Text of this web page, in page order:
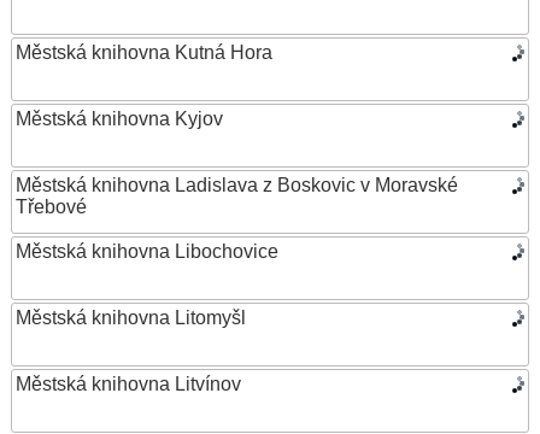
Městská knihovna Kutná Hora
Městská knihovna Kyjov
Městská knihovna Ladislava z Boskovic v Moravské
Třebové
Městská knihovna Libochovice
Městská knihovna Litomyšl
Městská knihovna Litvínov